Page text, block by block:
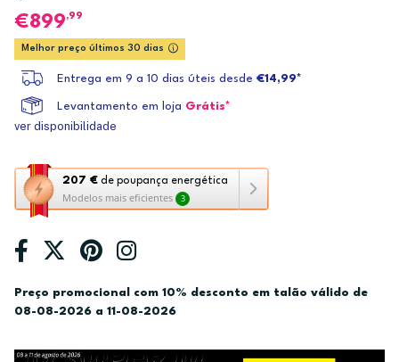
899,99
Melhor preço últimos 30 dias
Entrega em 9 a 10 dias úteis desde €14,99*
Levantamento em loja Grátis*
ver disponibilidade
207 € de poupança energética
Modelos mais eficientes 3
Esta
ação
abre
a
ferramenta
de
poupança
Youreko.
Preço promocional com 10% desconto em talão válido de
08-08-2026 a 11-08-2026